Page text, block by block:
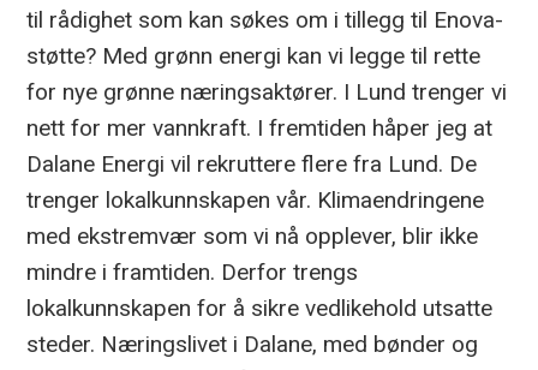
til rådighet som kan søkes om i tillegg til Enova-
støtte? Med grønn energi kan vi legge til rette
for nye grønne næringsaktører. I Lund trenger vi
nett for mer vannkraft. I fremtiden håper jeg at
Dalane Energi vil rekruttere flere fra Lund. De
trenger lokalkunnskapen vår. Klimaendringene
med ekstremvær som vi nå opplever, blir ikke
mindre i framtiden. Derfor trengs
lokalkunnskapen for å sikre vedlikehold utsatte
steder. Næringslivet i Dalane, med bønder og